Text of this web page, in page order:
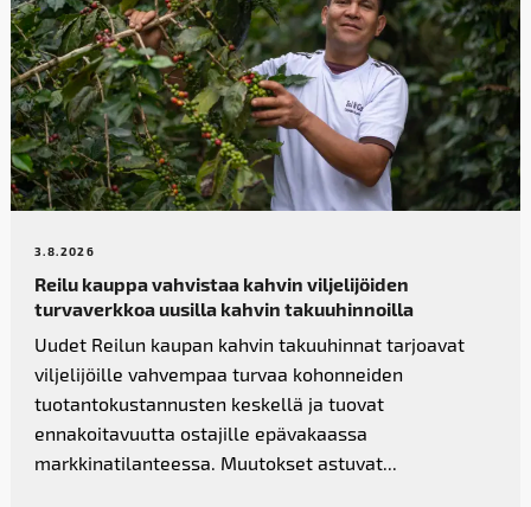
3.8.2026
Reilu kauppa vahvistaa kahvin­ viljelijöiden
turvaverkkoa uusilla kahvin takuuhinnoilla
Uudet Reilun kaupan kahvin takuuhinnat tarjoavat
viljelijöille vahvempaa turvaa kohonneiden
tuotantokustannusten keskellä ja tuovat
ennakoitavuutta ostajille epävakaassa
markkinatilanteessa. Muutokset astuvat...